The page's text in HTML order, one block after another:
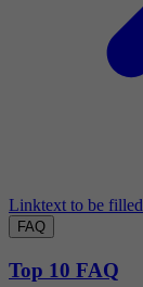
Linktext to be filled
FAQ
Top 10 FAQ